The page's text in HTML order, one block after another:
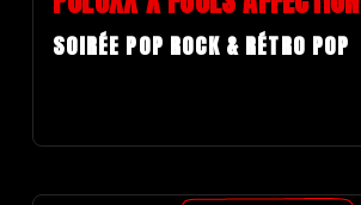
SOIRÉE POP ROCK & RÉTRO POP